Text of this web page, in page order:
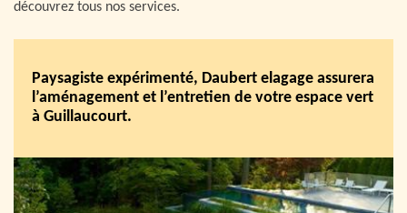
découvrez tous nos services.
Paysagiste expérimenté, Daubert elagage assurera
l’aménagement et l’entretien de votre espace vert
à Guillaucourt.